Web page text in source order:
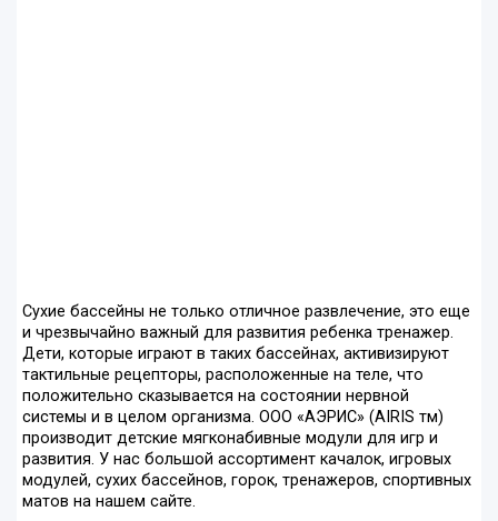
Сухие бассейны не только отличное развлечение, это еще
и чрезвычайно важный для развития ребенка тренажер.
Дети, которые играют в таких бассейнах, активизируют
тактильные рецепторы, расположенные на теле, что
положительно сказывается на состоянии нервной
системы и в целом организма. ООО «АЭРИС» (АIRIS тм)
производит детские мягконабивные модули для игр и
развития. У нас большой ассортимент качалок, игровых
модулей, сухих бассейнов, горок, тренажеров, спортивных
матов на нашем сайте.